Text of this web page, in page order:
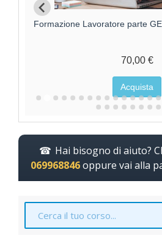
Formazione Lavoratore parte
70,00 €
Acquista
Hai bisogno di aiuto?
069968846oppure vai alla